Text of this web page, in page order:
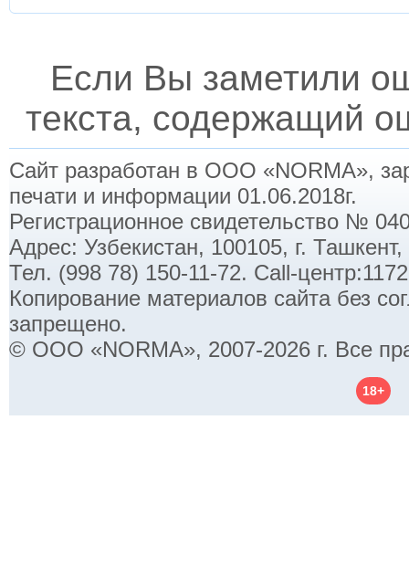
Если Вы заметили
текста, содержащий
Сайт разработан в ООО «NORMA»,
печати и информации 01.06.2018г.
Регистрационное свидетельство №
Адрес: Узбекистан, 100105, г.
Тел. (998 78) 150-11-72. Call-
Копирование материалов сайта без
запрещено.
© ООО «NORMA», 2007-2026 г. Все
18+